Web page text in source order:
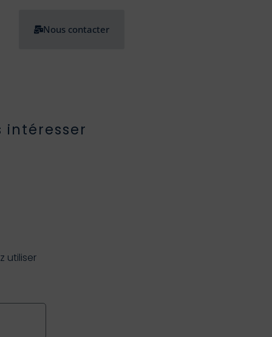
Nous contacter
intéresser
utiliser